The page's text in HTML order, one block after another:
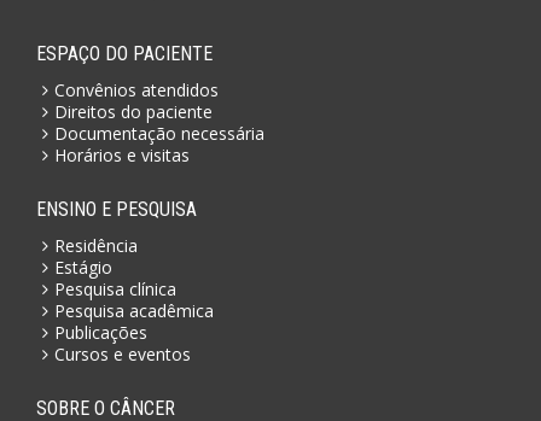
ESPAÇO DO PACIENTE
Convênios atendidos
Direitos do paciente
Documentação necessária
Horários e visitas
ENSINO E PESQUISA
Residência
Estágio
Pesquisa clínica
Pesquisa acadêmica
Publicações
Cursos e eventos
SOBRE O CÂNCER